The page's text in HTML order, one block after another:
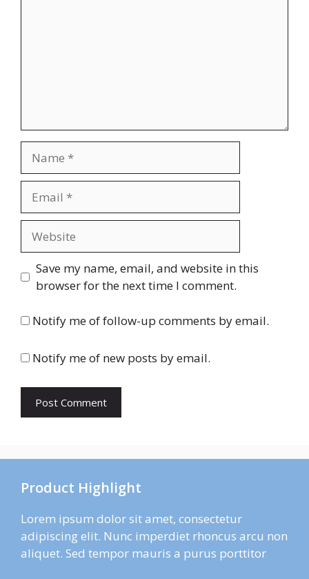
Save my name, email, and website in this
browser for the next time I comment.
Notify me of follow-up comments by email.
Notify me of new posts by email.
Product Highlight
Lorem ipsum dolor sit amet, consectetur
adipiscing elit. Nunc imperdiet rhoncus arcu non
aliquet. Sed tempor mauris a purus porttitor